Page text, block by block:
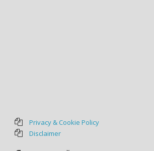
Privacy & Cookie Policy
Disclaimer